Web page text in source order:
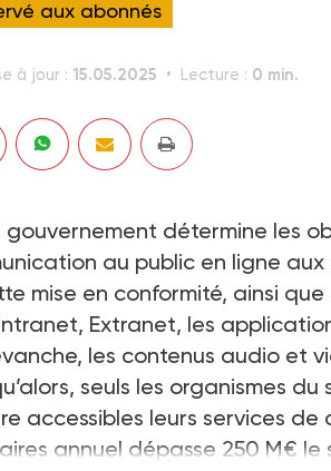
aux abonnés
à jour : 15.05.2025 Lecture : 0 min.
détermine les
au public en ligne aux
mise en conformité, ainsi que
Extranet, les
les contenus audio et
seuls les organismes
accessibles leurs services de
annuel dépasse 250 M€